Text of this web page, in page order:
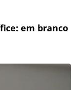
em branco